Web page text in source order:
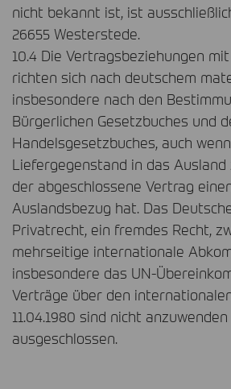
nicht bekannt ist, ist
26655 Westerstede.
10.4 Die Vertragsbeziehungen
richten sich nach deutschem
insbesondere nach den
Bürgerlichen Gesetzbuches und
Handelsgesetzbuches, auch
Liefergegenstand in das
der abgeschlossene Vertrag
Auslandsbezug hat. Das
Privatrecht, ein fremdes Recht,
mehrseitige internationale
insbesondere das UN-
Verträge über den
11.04.1980 sind nicht
ausgeschlossen.